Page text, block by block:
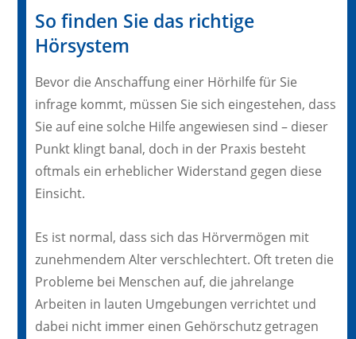
So finden Sie das richtige
Hörsystem
Bevor die Anschaffung einer Hörhilfe für Sie
infrage kommt, müssen Sie sich eingestehen, dass
Sie auf eine solche Hilfe angewiesen sind – dieser
Punkt klingt banal, doch in der Praxis besteht
oftmals ein erheblicher Widerstand gegen diese
Einsicht.
Es ist normal, dass sich das Hörvermögen mit
zunehmendem Alter verschlechtert. Oft treten die
Probleme bei Menschen auf, die jahrelange
Arbeiten in lauten Umgebungen verrichtet und
dabei nicht immer einen Gehörschutz getragen